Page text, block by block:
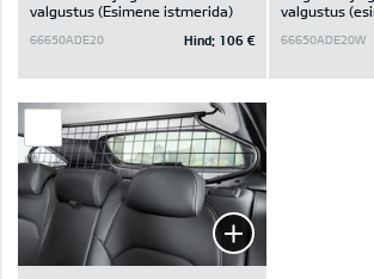
valgustus (Esimene istmerida)
66650ADE20 Hind: 106 €
valgustus
66650ADE20W